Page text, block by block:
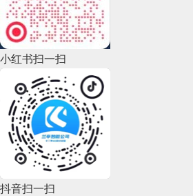
2022年10月(51)
2022年9月(135)
2022年8月(60)
2022年7月(111)
2022年6月(162)
2022年5月(143)
2022年4月(86)
小红书扫一扫
抖音扫一扫